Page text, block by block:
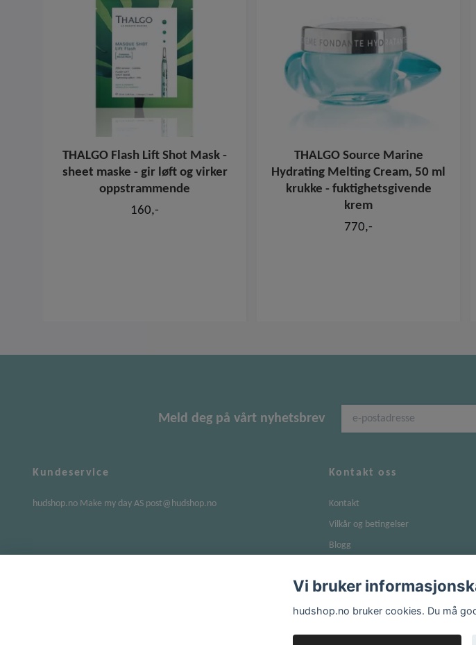
THALGO Flash Lift Shot Mask -
sheet maske - gir løft og virker
oppstrammende
160,-
THALGO Source Marine
Hydrating Melting Cream, 50 ml
krukke - fuktighetsgivende
krem
770,-
Meld deg på vårt nyhetsbrev
Kundeservice
hudshop.no Make my day AS post@hudshop.no
Kontakt oss
Kontakt
Vilkår og betingelser
Blogg
Personvernerklæring
Vi bruker
hudshop.no bruker cookies. Du må